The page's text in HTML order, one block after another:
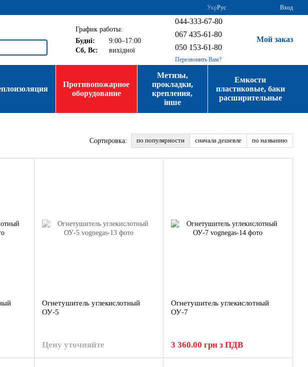
УкрРус Вход
График работы:
Будні:
9:00–17:00
Сб, Вс:
вихідної
044-333-67-80
067 435-61-80
050 153-61-80
Перезвонить Вам?
Мой заказ
Противопожарное
оборудование
Метизы,
прокладки,
крепления,
інше
Емкости
пластиковые, баки
расширительные
Сортировка: по популярности сначала дешевле по названию
Огнетушитель углекислотный
ОУ-5
Цену уточняйте
Огнетушитель углекислотный
ОУ-7
3 360.00 грн з ПДВ